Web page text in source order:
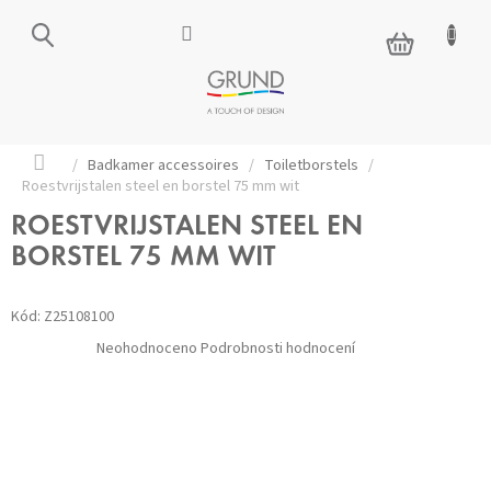
NÁKUPNÍ
KOŠÍK
Domů
/ Badkamer accessoires / Toiletborstels /
Roestvrijstalen steel en borstel 75 mm wit
ROESTVRIJSTALEN STEEL EN
BORSTEL 75 MM WIT
Kód: Z25108100
Průměrné
hodnocení
Neohodnoceno Podrobnosti hodnocení